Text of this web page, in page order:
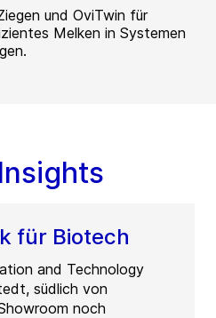
und OviTwin für
Melken in Systemen
für Biotech
and Technology
südlich von
noch